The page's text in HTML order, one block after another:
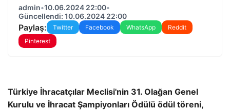
admin•10.06.2024 22:00•
Güncellendi: 10.06.2024 22:00
Paylaş: Twitter Facebook WhatsApp
Reddit
Pinterest
Türkiye İhracatçılar Meclisi'nin 31. Olağan Genel
Kurulu ve İhracat Şampiyonları Ödülü ödül töreni,